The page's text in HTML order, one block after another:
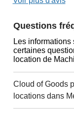
Questions
Les
certaines
location de
Cloud of Goods
locations dans